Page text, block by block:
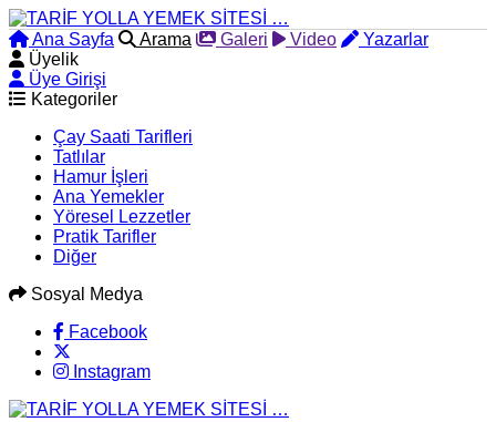
Ana Sayfa Arama Galeri Video
Yazarlar
Üyelik
Üye Girişi
Kategoriler
Çay Saati Tarifleri
Tatlılar
Hamur İşleri
Ana Yemekler
Yöresel Lezzetler
Pratik Tarifler
Diğer
Sosyal Medya
Facebook
Instagram